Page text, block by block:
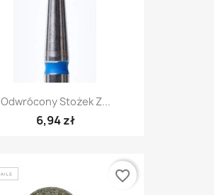
Odwrócony Stożek Z...
6,94 zł
favorite_border